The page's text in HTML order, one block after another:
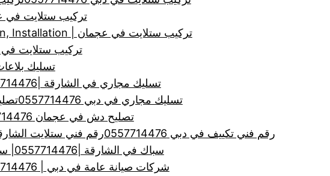
تركيب ستلايت في
تركيب ستلايت في عجمان | Satellites, Ajman, Installation
تركيب ستلايت في عجمان
تسليك بلاعات في
تسليك مجاري في الشارقة |0557714476| تنظيف الصرف الصحي
تسليك مجاري في دبي 0557714476
تصليح دش في عجمان 0557714476
رقم فني تكييف في دبي 0557714476
رقم فني ستلايت الشارقة
سباك في الشارقة |0557714476| سباك ممتاز
شركات صيانة عامة في دبي | 0557714476 | لجميع اعمال الصيانة